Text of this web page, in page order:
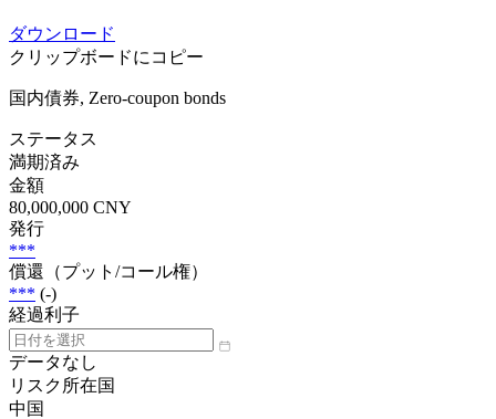
ダウンロード
クリップボードにコピー
国内債券, Zero-coupon bonds
ステータス
満期済み
金額
80,000,000 CNY
発行
***
償還（プット/コール権）
*** (-)
経過利子
データなし
リスク所在国
中国